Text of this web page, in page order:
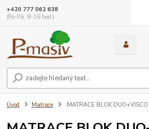
+420 777 062 638
(Po-Pá, 8-16 hod.)
Úvod Matrace MATRACE BLOK